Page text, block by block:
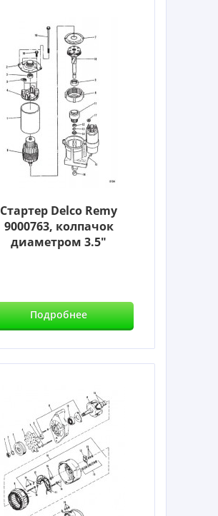
Стартер Delco Remy
9000763, колпачок
диаметром 3.5"
Подробнее